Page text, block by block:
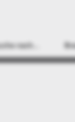
nach…